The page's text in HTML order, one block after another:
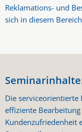
Reklamations- und
sich in diesem
Die
effiziente
Kundenzufriedenheit